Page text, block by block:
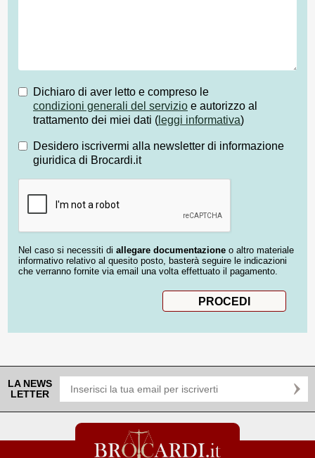
Dichiaro di aver letto e compreso le
condizioni generali del servizio e autorizzo al
trattamento dei miei dati ( leggi informativa)
Desidero iscrivermi alla newsletter di informazione
giuridica di Brocardi.it
Nel caso si necessiti di allegare documentazione o altro materiale
informativo relativo al quesito posto, basterà seguire le indicazioni
che verranno fornite via email una volta effettuato il pagamento.
LA NEWS
LETTER